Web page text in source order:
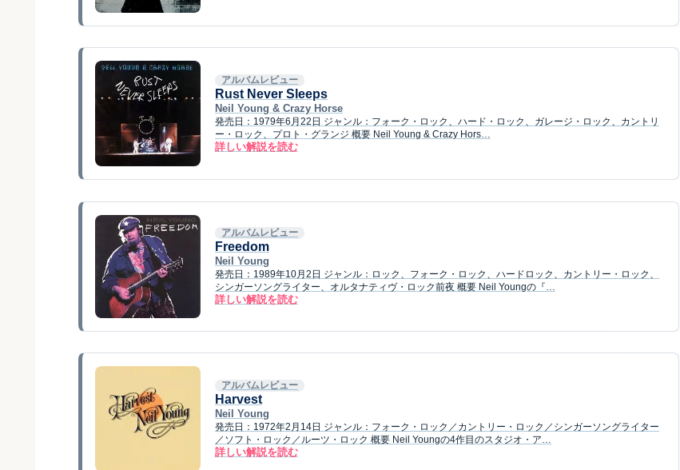
アルバムレビュー
Rust Never Sleeps
Neil Young & Crazy Horse
発売日：1979年6月22日 ジャンル：フォーク・ロック、ハード・ロック、ガレージ・ロック、カントリ
ー・ロック、プロト・グランジ 概要 Neil Young & Crazy Hors…
詳しい解説を読む
アルバムレビュー
Freedom
Neil Young
発売日：1989年10月2日 ジャンル：ロック、フォーク・ロック、ハードロック、カントリー・ロック、
シンガーソングライター、オルタナティヴ・ロック前夜 概要 Neil Youngの『…
詳しい解説を読む
アルバムレビュー
Harvest
Neil Young
発売日：1972年2月14日 ジャンル：フォーク・ロック／カントリー・ロック／シンガーソングライター
／ソフト・ロック／ルーツ・ロック 概要 Neil Youngの4作目のスタジオ・ア…
詳しい解説を読む